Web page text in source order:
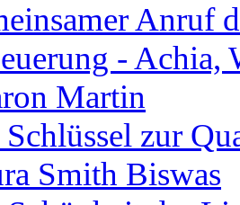
Anruf
- Achia,
Martin
zur
Smith Biswas